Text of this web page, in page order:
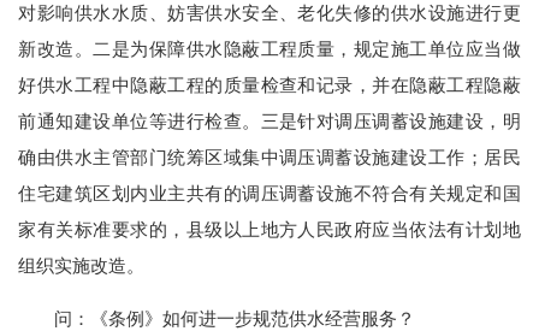
对影响供水水质、妨害供水安全、老化失修的供水设施进行更
新改造。二是为保障供水隐蔽工程质量，规定施工单位应当做
好供水工程中隐蔽工程的质量检查和记录，并在隐蔽工程隐蔽
前通知建设单位等进行检查。三是针对调压调蓄设施建设，明
确由供水主管部门统筹区域集中调压调蓄设施建设工作；居民
住宅建筑区划内业主共有的调压调蓄设施不符合有关规定和国
家有关标准要求的，县级以上地方人民政府应当依法有计划地
组织实施改造。
问：《条例》如何进一步规范供水经营服务？